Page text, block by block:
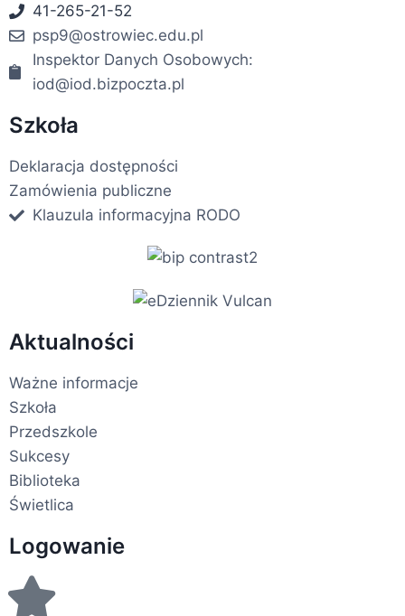
41-265-21-52
psp9@ostrowiec.edu.pl
Inspektor Danych Osobowych:
iod@iod.bizpoczta.pl
Szkoła
Deklaracja dostępności
Zamówienia publiczne
Klauzula informacyjna RODO
Aktualności
Ważne informacje
Szkoła
Przedszkole
Sukcesy
Biblioteka
Świetlica
Logowanie